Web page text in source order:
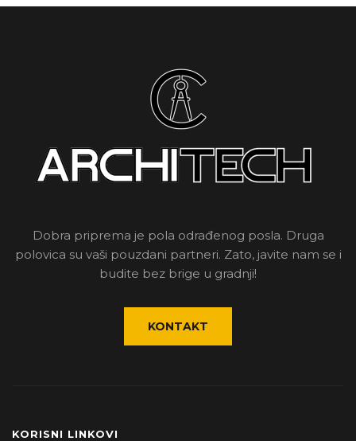
Dobra priprema je pola odrađenog posla. Druga
polovica su vaši pouzdani partneri. Zato, javite nam se i
budite bez brige u gradnji!
KONTAKT
KORISNI LINKOVI